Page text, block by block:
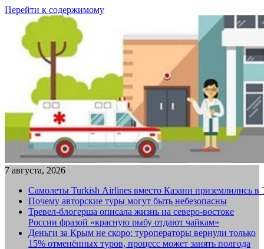
Перейти к содержимому
7 августа, 2026
Самолеты Turkish Airlines вместо Казани приземлились в
Почему авторские туры могут быть небезопасны
Тревел-блогерша описала жизнь на северо-востоке
России фразой «красную рыбу отдают чайкам»
Деньги за Крым не скоро: туроператоры вернули только
15% отменённых туров, процесс может занять полгода